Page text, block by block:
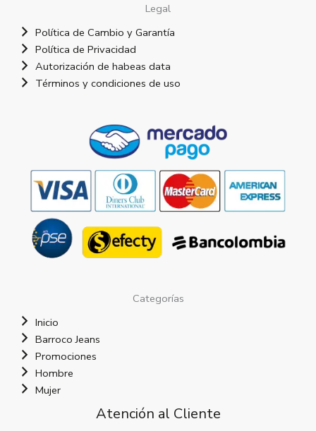
Legal
Política de Cambio y Garantía
Política de Privacidad
Autorización de habeas data
Términos y condiciones de uso
Categorías
Inicio
Barroco Jeans
Promociones
Hombre
Mujer
Atención al Cliente